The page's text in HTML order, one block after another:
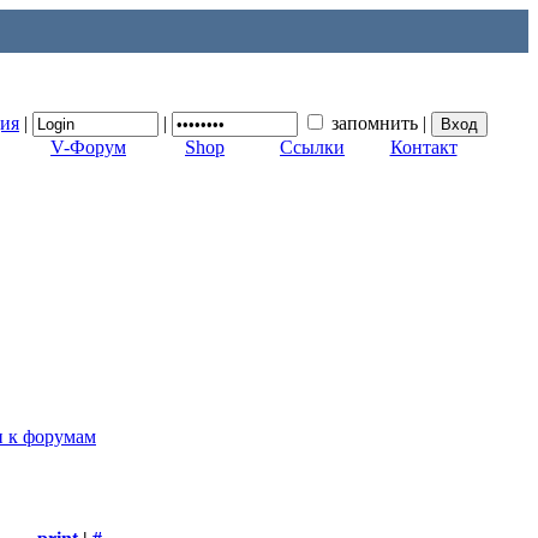
| | запомнить |
V-Форум Shop Ссылки Контакт
к форумам